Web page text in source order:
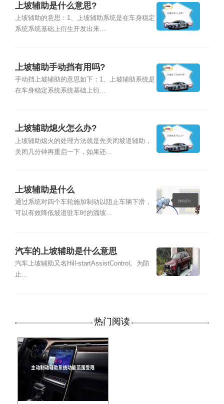
上坡辅助是什么意思?
上坡辅助的意思：1、上坡辅助系统是在车身稳定
系统系统基础上衍生开发出来...
上坡辅助手动挡有用吗?
手动挡上坡辅助的意思如下：1、上坡辅助系统是
在车身稳定系统系统基础上衍...
上坡辅助熄火怎么办?
上坡辅助熄火的处理方法就是先关闭坡道辅助，
关闭几分钟再重启一下，如果还...
上坡辅助是什么
通过系统对四个车轮施加制动以阻止车辆下滑，
可以有效降低坡道驻车时的溜坡...
汽车的上坡辅助是什么意思
汽车上坡辅助又名Hill-startAssistControl。为防
止...
热门阅读